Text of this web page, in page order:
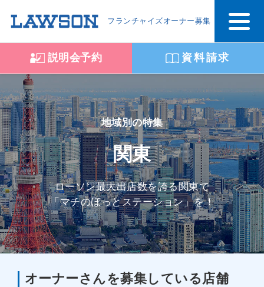
フランチャイズオーナー募集
説明会予約 資料請求
地域別の特集
関東
ローソン最大出店数を誇る関東で
「マチのほっとステーション」を！
オーナーさんを募集している店舗